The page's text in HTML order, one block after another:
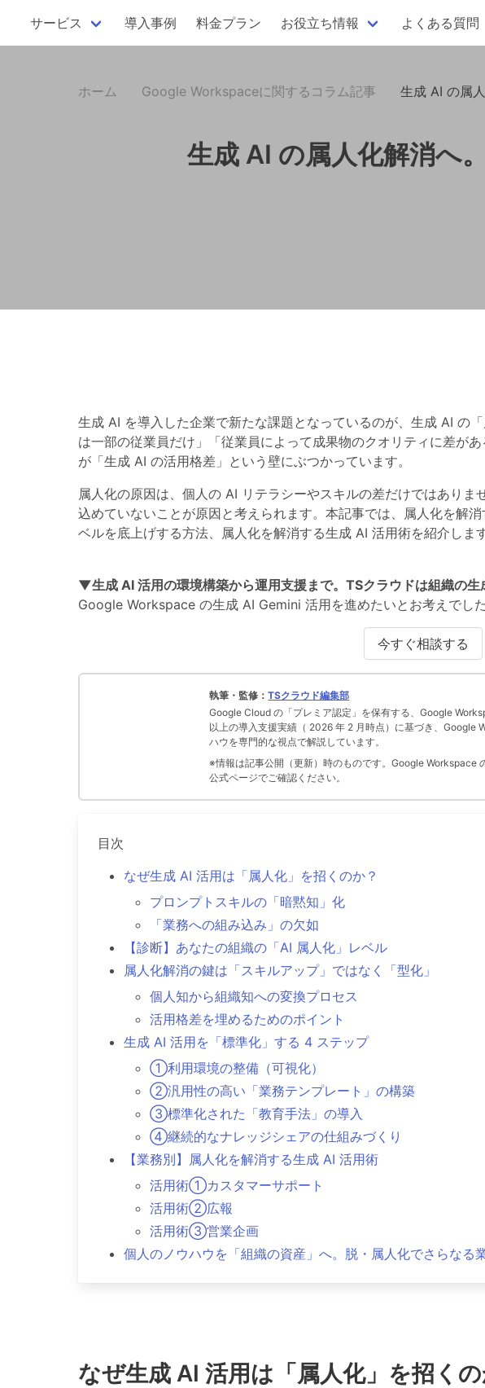
サービス 導入事例 料金プラン お役立ち情報 よくある質問
ホーム Google Workspaceに関するコラム記事 生成 AI の属
生成 AI の属人化解消へ
生成 AI を導入した企業で新たな課題となっているのが、生成 AI の
は一部の従業員だけ」「従業員によって成果物のクオリティに差が
が「生成 AI の活用格差」という壁にぶつかっています。
属人化の原因は、個人の AI リテラシーやスキルの差だけではあり
込めていないことが原因と考えられます。本記事では、属人化を解
ベルを底上げする方法、属人化を解消する生成 AI 活用術を紹介します
▼生成 AI 活用の環境構築から運用支援まで。TSクラウドは組織の生
Google Workspace の生成 AI Gemini 活用を進めたいとお考えでし
今すぐ相談する
執筆・監修：TSクラウド編集部
Google Cloud の「プレミア認定」を保有する、Google
以上の導入支援実績（ 2026 年 2 月時点）に基づき、Google
ハウを専門的な視点で解説しています。
※情報は記事公開（更新）時のものです。Google Workspace
公式ページでご確認ください。
目次
なぜ生成 AI 活用は「属人化」を招くのか？
プロンプトスキルの「暗黙知」化
「業務への組み込み」の欠如
【診断】あなたの組織の「AI 属人化」レベル
属人化解消の鍵は「スキルアップ」ではなく「型化」
個人知から組織知への変換プロセス
活用格差を埋めるためのポイント
生成 AI 活用を「標準化」する 4 ステップ
①利用環境の整備（可視化）
②汎用性の高い「業務テンプレート」の構築
③標準化された「教育手法」の導入
④継続的なナレッジシェアの仕組みづくり
【業務別】属人化を解消する生成 AI 活用術
活用術①カスタマーサポート
活用術②広報
活用術③営業企画
個人のノウハウを「組織の資産」へ。脱・属人化でさらなる
なぜ生成 AI 活用は「属人化」を招くの